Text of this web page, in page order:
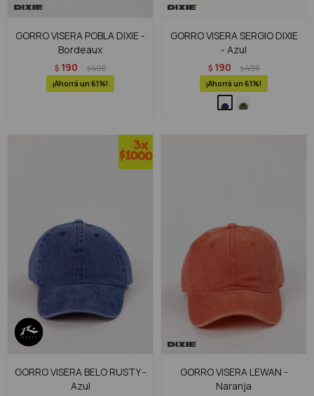
GORRO VISERA POBLA DIXIE -
Bordeaux
$ 190 $490
61
GORRO VISERA SERGIO DIXIE
- Azul
$ 190 $490
61
GORRO VISERA BELO RUSTY -
Azul
GORRO VISERA LEWAN -
Naranja